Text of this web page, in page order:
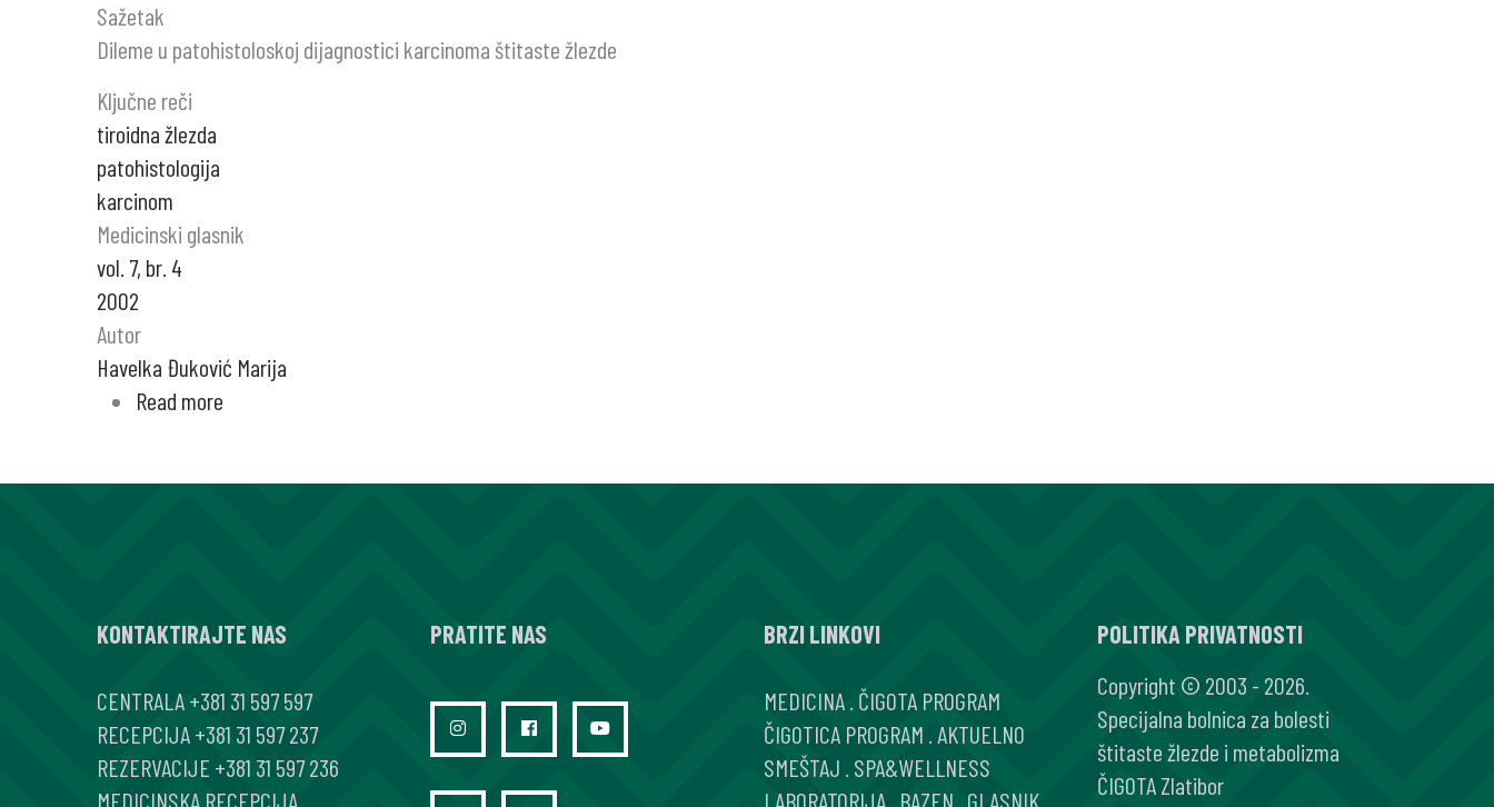
Sažetak
Dileme u patohistoloskoj dijagnostici karcinoma štitaste žlezde
Ključne reči
tiroidna žlezda
patohistologija
karcinom
Medicinski glasnik
vol. 7, br. 4
2002
Autor
Havelka Đuković Marija
Read more
žlezde
KONTAKTIRAJTE NAS
CENTRALA+381 31 597 597
RECEPCIJA+381 31 597 237
REZERVACIJE +381 31 597 236
MEDICINSKA RECEPCIJA
PRATITE NAS BRZI LINKOVI
MEDICINA ČIGOTA PROGRAM
ČIGOTICA PROGRAM AKTUELNO
SMEŠTAJ SPA&WELLNESS
LABORATORIJA BAZEN GLASNIK
POLITIKA PRIVATNOSTI
Copyright © 2003 - 2026.
Specijalna bolnica za bolesti
štitaste žlezde i metabolizma
ČIGOTA Zlatibor